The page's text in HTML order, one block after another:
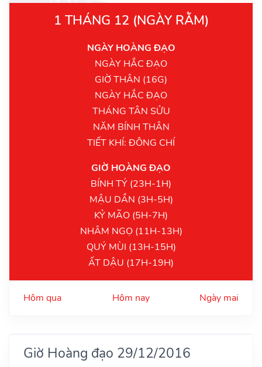
1 THÁNG 12 (NGÀY RẰM)
NGÀY HOÀNG ĐẠO
NGÀY HẮC ĐẠO
GIỜ THÂN (16G)
NGÀY HẮC ĐẠO
THÁNG TÂN SỬU
NĂM BÍNH THÂN
TIẾT KHÍ: ĐÔNG CHÍ
GIỜ HOÀNG ĐẠO
BÍNH TÝ (23H-1H)
MẬU DẦN (3H-5H)
KỶ MÃO (5H-7H)
NHÂM NGỌ (11H-13H)
QUÝ MÙI (13H-15H)
ẤT DẬU (17H-19H)
Hôm qua Hôm nay Ngày mai
Giờ Hoàng đạo 29/12/2016